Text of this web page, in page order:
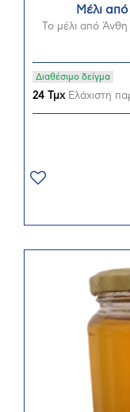
Μέλι
Το μέλι από
Διαθέσιμο δείγμα
24 ΤμχΕλάχιστη